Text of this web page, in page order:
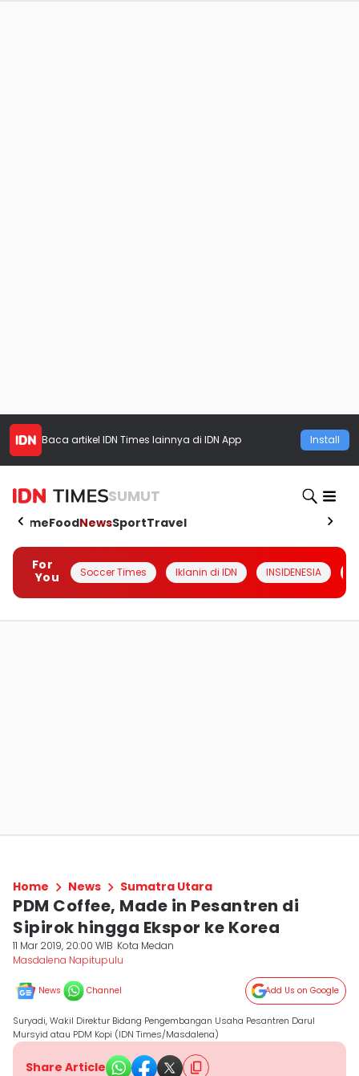
Baca artikel IDN Times lainnya di IDN App Install
SUMUT
HomeFoodNewsSportTravel
For
You
Soccer Times Iklanin di IDN INSIDENESIA
Home News Sumatra Utara
PDM Coffee, Made in Pesantren di
Sipirok hingga Ekspor ke Korea
11 Mar 2019, 20:00 WIB Kota Medan
Masdalena Napitupulu
News Channel Add Us on Google
Suryadi, Wakil Direktur Bidang Pengembangan Usaha Pesantren Darul
Mursyid atau PDM Kopi (IDN Times/Masdalena)
Share Article